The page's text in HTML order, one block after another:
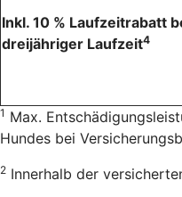
Inkl. 10 % Laufzeitrabatt
dreijähriger Laufzeit4
1 Max.
Hundes bei
2 Innerhalb der